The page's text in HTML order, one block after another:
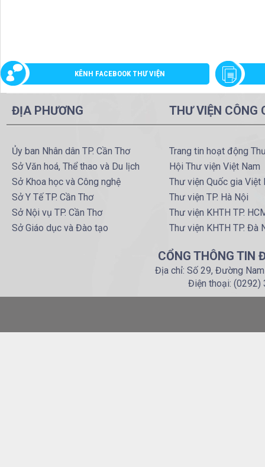
KÊNH FACEBOOK THƯ VIỆN
ĐỊA PHƯƠNG
Ủy ban Nhân dân TP. Cần Thơ
Sở Văn hoá, Thể thao và Du lịch
Sở Khoa học và Công nghệ
Sở Y Tế TP. Cần Thơ
Sở Nội vụ TP. Cần Thơ
Sở Giáo dục và Đào tạo
THƯ VIỆN CÔNG
Trang tin hoạt động
Hội Thư viện Việt Nam
Thư viện Quốc gia Việt
Thư viện TP. Hà Nội
Thư viện KHTH TP.
Thư viện KHTH TP. Đà
CỔNG THÔNG TIN
Địa chỉ: Số 29, Đường
Điện thoại: (0292)